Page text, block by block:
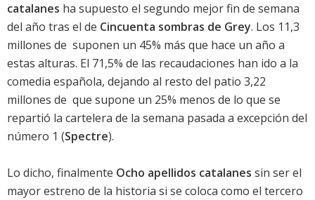
catalanes ha supuesto el segundo mejor fin de semana
del año tras el de Cincuenta sombras de Grey. Los 11,3
millones de  suponen un 45% más que hace un año a
estas alturas. El 71,5% de las recaudaciones han ido a la
comedia española, dejando al resto del patio 3,22
millones de  que supone un 25% menos de lo que se
repartió la cartelera de la semana pasada a excepción del
número 1 (Spectre).
Lo dicho, finalmente Ocho apellidos catalanes sin ser el
mayor estreno de la historia si se coloca como el tercero